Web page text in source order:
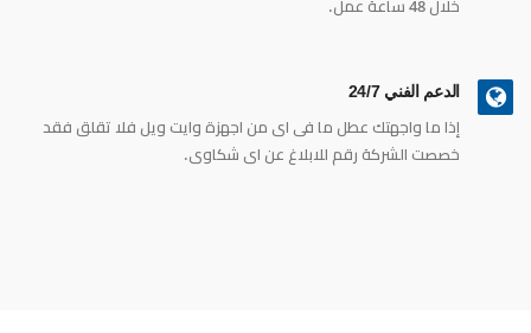
خلال 48 ساعة عمل.
الدعم الفني 24/7
إذا ما واجهتك عطل ما فى اى من اجهزة وايت ويل فلا تقلق فقد
خصصت الشركة رقم للابلاغ عن اى شكاوى.